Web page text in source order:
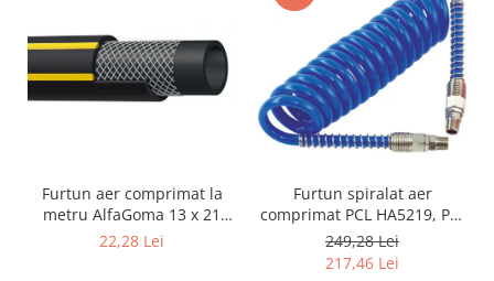
Furtun aer comprimat la
metru AlfaGoma 13 x 21
mm, 20 bar, rezistent la
22,28 Lei
Furtun spiralat aer
comprimat PCL HA5219, PU,
8 x 12 mm, 10 m, filet 1/4"
BSP
249,28 Lei
217,46 Lei